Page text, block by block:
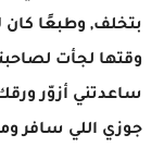
بتخلف, وطبعًا
وقتها لجأت
ساعدتني أزوّر
جوزي اللي سافر